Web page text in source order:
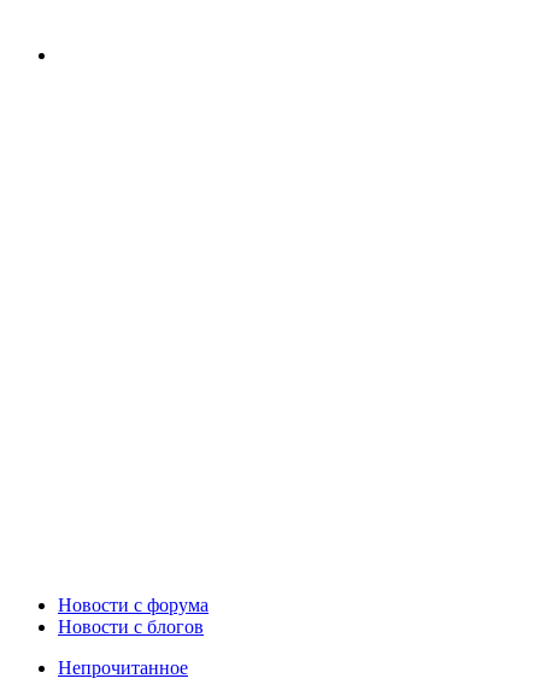
Новости c форума
Новости с блогов
Непрочитанное